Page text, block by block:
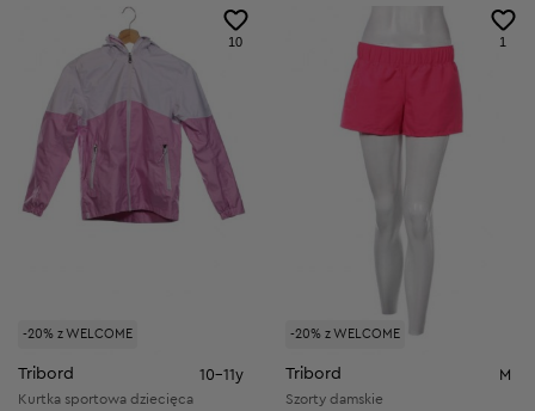
-20% z WELCOME
10
Tribord 10-11y
Kurtka sportowa dziecięca
-20% z WELCOME
1
Tribord M
Szorty damskie